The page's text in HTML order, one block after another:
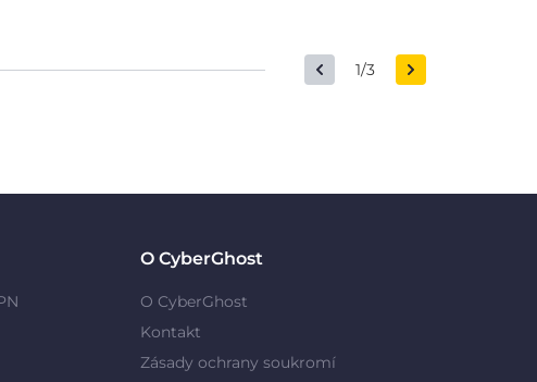
1/3
O CyberGhost
O CyberGhost
Kontakt
Zásady ochrany soukromí